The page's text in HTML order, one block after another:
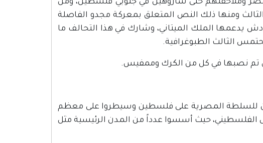
وملاحقتهم حتى شاروهين في جنوبي فلسطين، ومن
ومنها ذلك النص المتعلق بمعركة مجدو الفاصلة
يدعمها الملك الميتاني، وشارك في هذا التحالف ما
الثالث الطبوغرافية.
نصبها في كل من الكرك وممفيس.
للسلطة المصرية على فلسطين وسيطروا على معظم
الفلسطيني، حيث أسسوا عدداً من المدن الرئيسية مثل